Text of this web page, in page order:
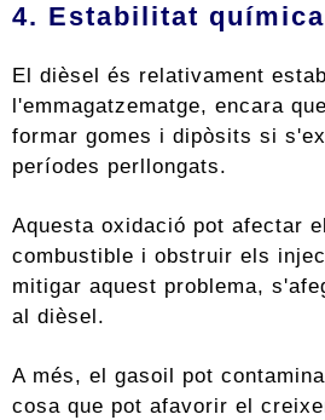
4. Estabilitat química
El dièsel és relativament
l'emmagatzematge, encara
formar gomes i dipòsits si
períodes perllongats.
Aquesta oxidació pot afectar
combustible i obstruir els
mitigar aquest problema,
al dièsel.
A més, el gasoil pot
cosa que pot afavorir el